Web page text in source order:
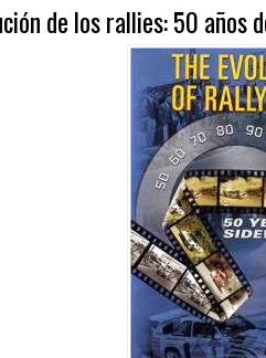
de los rallies: 50 años